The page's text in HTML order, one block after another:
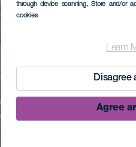
through device scanning, Store and/or
cookies
Learn
Disagree
Agree